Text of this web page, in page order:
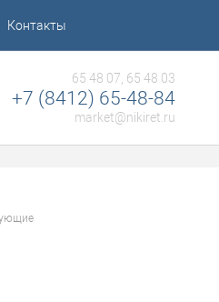
Контакты
65 48 07, 65 48 03
+7 (8412) 65-48-84
market@nikiret.ru